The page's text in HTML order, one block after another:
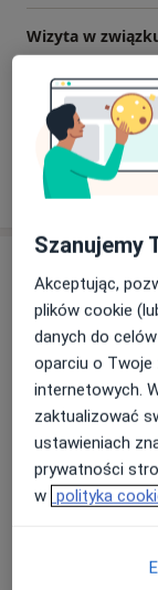
Wizyta w
Od 320 zł
+ 21 usług
W jaki
Adresy (3)
Adres 1
Kass-Dent
Dostępność
W tym
Szanujemy
Akceptując,
plików cookie
danych do
oparciu o Twoje
internetowych.
zaktualizować
ustawieniach
prywatności
w polityka